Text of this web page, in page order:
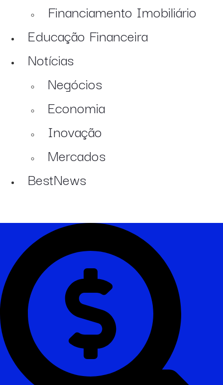
Financiamento Imobiliário
Educação Financeira
Notícias
Negócios
Economia
Inovação
Mercados
BestNews